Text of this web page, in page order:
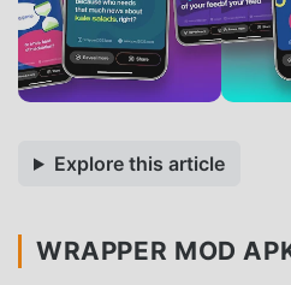
Explore this article
WRAPPER MOD